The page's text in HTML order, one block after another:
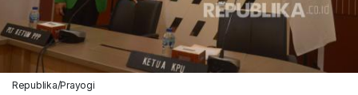
Republika/Prayogi